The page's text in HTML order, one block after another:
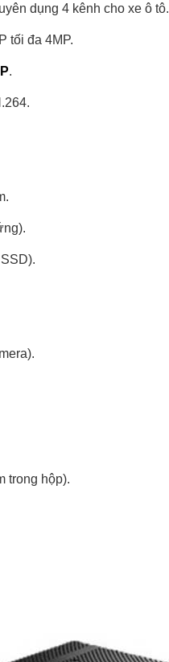
dụng 4 kênh cho xe ô tô.
tối đa 4MP.
.
trong hộp).